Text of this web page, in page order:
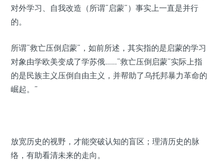
对外学习、自我改造（所谓“启蒙”）事实上一直是并行
的。
所谓“救亡压倒启蒙”，如前所述，其实指的是启蒙的学习
对象由学欧美变成了学苏俄……“救亡压倒启蒙”实际上指
的是民族主义压倒自由主义，并帮助了乌托邦暴力革命的
崛起。”
放宽历史的视野，才能突破认知的盲区；理清历史的脉
络，有助看清未来的走向。